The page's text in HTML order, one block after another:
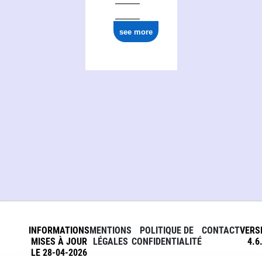
see more
INFORMATIONS
MISES À JOUR
LE 28-04-2026
MENTIONS
LÉGALES
POLITIQUE DE
CONFIDENTIALITÉ
CONTACT